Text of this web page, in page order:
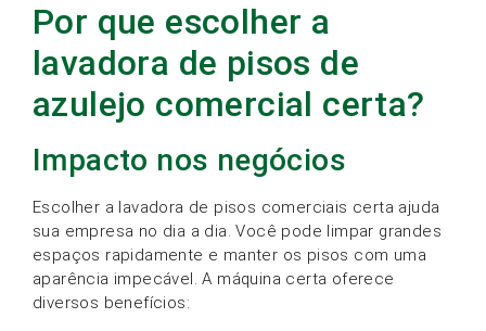
Por que escolher a
lavadora de pisos de
azulejo comercial certa?
Impacto nos negócios
Escolher a lavadora de pisos comerciais certa ajuda
sua empresa no dia a dia. Você pode limpar grandes
espaços rapidamente e manter os pisos com uma
aparência impecável. A máquina certa oferece
diversos benefícios: